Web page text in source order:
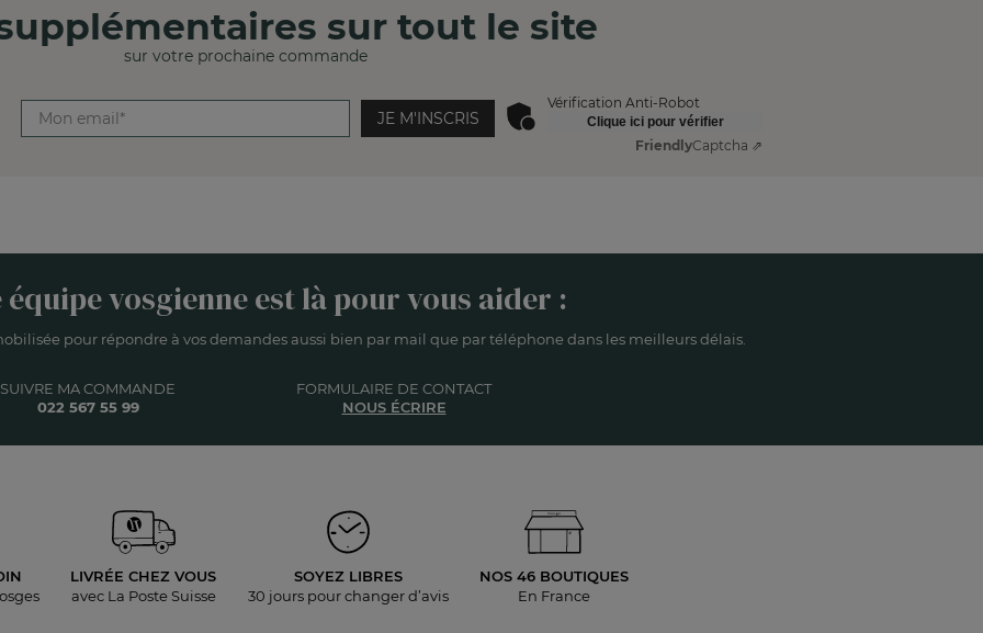
sur tout le site
sur votre prochaine commande
JE M'INSCRIS
Vérification Anti-Robot
Clique ici pour vérifier
FriendlyCaptcha ⇗
vosgienne est là pour vous aider :
pour répondre à vos demandes aussi bien par mail que par téléphone dans les meilleurs délais.
SUIVRE MA COMMANDE
022 567 55 99
FORMULAIRE DE CONTACT
NOUS ÉCRIRE
LIVRÉE CHEZ VOUS
avec La Poste Suisse
SOYEZ LIBRES
30 jours pourchanger d’avis
NOS 46 BOUTIQUES
En France